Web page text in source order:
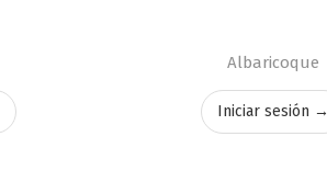
Albaricoque
Iniciar sesión →